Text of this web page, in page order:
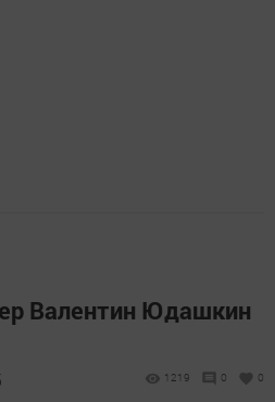
Валентин Юдашкин
1219 0 0